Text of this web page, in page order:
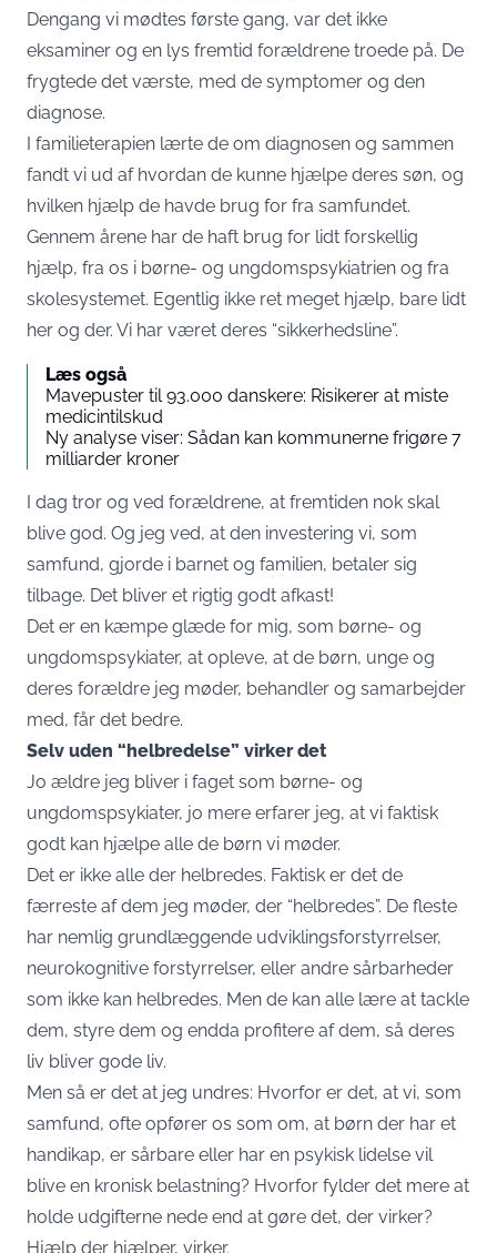
Dengang vi mødtes første gang, var det ikke
eksaminer og en lys fremtid forældrene troede på. De
frygtede det værste, med de symptomer og den
diagnose.
I familieterapien lærte de om diagnosen og sammen
fandt vi ud af hvordan de kunne hjælpe deres søn, og
hvilken hjælp de havde brug for fra samfundet.
Gennem årene har de haft brug for lidt forskellig
hjælp, fra os i børne- og ungdomspsykiatrien og fra
skolesystemet. Egentlig ikke ret meget hjælp, bare lidt
her og der. Vi har været deres “sikkerhedsline”.
Læs også
Mavepuster til 93.000 danskere: Risikerer at miste
medicintilskud
Ny analyse viser: Sådan kan kommunerne frigøre 7
milliarder kroner
I dag tror og ved forældrene, at fremtiden nok skal
blive god. Og jeg ved, at den investering vi, som
samfund, gjorde i barnet og familien, betaler sig
tilbage. Det bliver et rigtig godt afkast!
Det er en kæmpe glæde for mig, som børne- og
ungdomspsykiater, at opleve, at de børn, unge og
deres forældre jeg møder, behandler og samarbejder
med, får det bedre.
Selv uden “helbredelse” virker det
Jo ældre jeg bliver i faget som børne- og
ungdomspsykiater, jo mere erfarer jeg, at vi faktisk
godt kan hjælpe alle de børn vi møder.
Det er ikke alle der helbredes. Faktisk er det de
færreste af dem jeg møder, der “helbredes”. De fleste
har nemlig grundlæggende udviklingsforstyrrelser,
neurokognitive forstyrrelser, eller andre sårbarheder
som ikke kan helbredes. Men de kan alle lære at tackle
dem, styre dem og endda profitere af dem, så deres
liv bliver gode liv.
Men så er det at jeg undres: Hvorfor er det, at vi, som
samfund, ofte opfører os som om, at børn der har et
handikap, er sårbare eller har en psykisk lidelse vil
blive en kronisk belastning? Hvorfor fylder det mere at
holde udgifterne nede end at gøre det, der virker?
Hjælp der hjælper, virker.